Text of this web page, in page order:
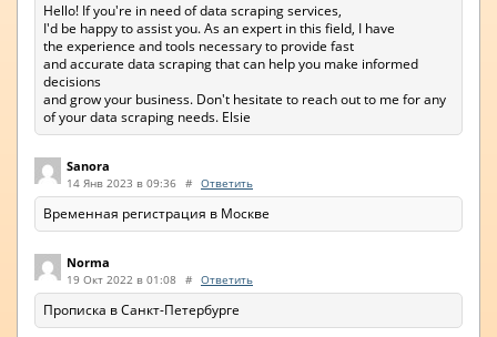
Hello! If you're in need of data scraping services,
I'd be happy to assist you. As an expert in this field, I have
the experience and tools necessary to provide fast
and accurate data scraping that can help you make informed
decisions
and grow your business. Don't hesitate to reach out to me for any
of your data scraping needs. Elsie
Sanora
14 Янв 2023 в 09:36 # Ответить
Временная регистрация в Москве
Norma
19 Окт 2022 в 01:08 # Ответить
Прописка в Санкт-Петербурге